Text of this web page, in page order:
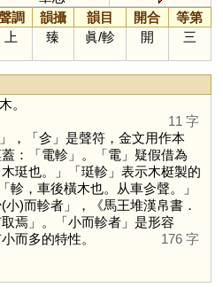
調 韻攝 韻目 開合
等第
上 臻 眞/軫 開 三
。
11 字
」，「㐱 」是聲符，金文用作本
：「電軫」。「電」疑假借為
珽也。」「珽軫」表示木梃製的
軫，車後橫木也。从車㐱聲。」
小)而軫者」，《馬王堆漢帛書．
焉」。「小而軫者」是形容
而多的特性。 176 字